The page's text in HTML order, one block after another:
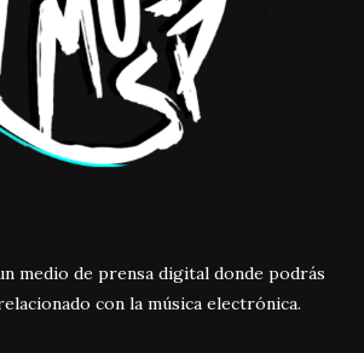
medio de prensa digital donde podrás
con la música electrónica.